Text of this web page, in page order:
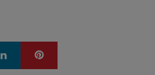
LinkedIn